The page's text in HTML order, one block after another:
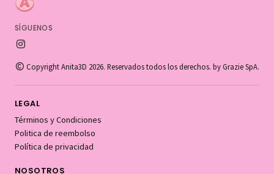
SÍGUENOS
Copyright Anita3D 2026. Reservados todos los derechos. by Grazie SpA.
LEGAL
Términos y Condiciones
Politica de reembolso
Política de privacidad
NOSOTROS